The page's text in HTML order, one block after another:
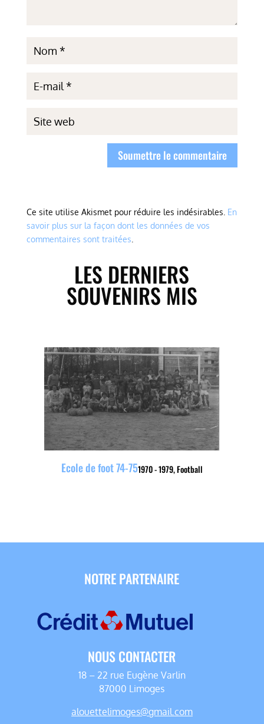
Soumettre le commentaire
Ce site utilise Akismet pour réduire les indésirables. En
savoir plus sur la façon dont les données de vos
commentaires sont traitées
LES DERNIERS
SOUVENIRS MIS
1970 - 1979,Football
Ecole de foot 74-75
NOTRE PARTENAIRE
NOUS CONTACTER
18 – 22 rue Eugène Varlin
87000 Limoges
alouettelimoges@gmail.com